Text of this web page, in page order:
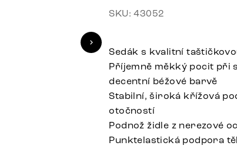
SKU: 43052
Sedák s kvalitní
Příjemně měkký pocit při
decentní béžové barvě
Stabilní, široká křížová
otočností
Podnož židle z nerezové
Punktelastická podpora